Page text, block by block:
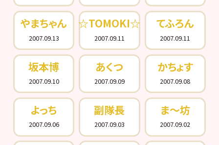
やまちゃん
2007.09.13
☆TOMOKI☆
2007.09.11
てふろん
2007.09.11
坂本博
2007.09.10
あくつ
2007.09.09
かちょす
2007.09.08
よっち
2007.09.06
副隊長
2007.09.03
ま～坊
2007.09.02